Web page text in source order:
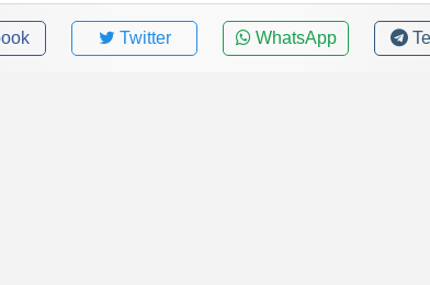
Twitter WhatsApp